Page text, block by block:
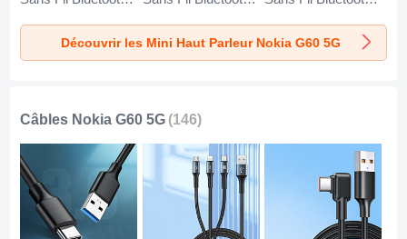
pour Nokia G60 5G pour Nokia G60 5G
Noir
pour Nokia G60 5G
Bleu
Découvrir les Mini Haut Parleur Nokia G60 5G
Câbles Nokia G60 5G (146)